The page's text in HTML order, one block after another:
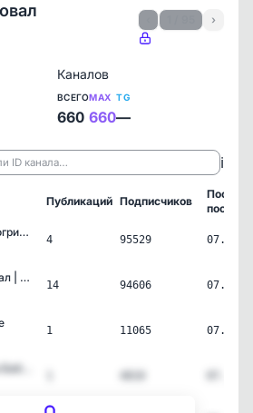
›
Каналов
ВСЕГО
660
MAX
660
TG
—
ID канала… ℹ️
Публикаций Подписчиков
пост
Готовим в Аэрогриле Terz…
4 95529
Женский журнал | Кулинар…
14 94606
1 11065